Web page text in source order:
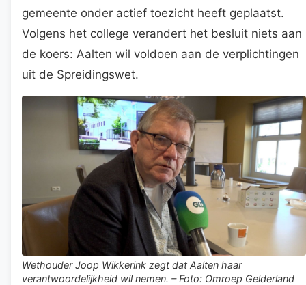
gemeente onder actief toezicht heeft geplaatst.
Volgens het college verandert het besluit niets aan
de koers: Aalten wil voldoen aan de verplichtingen
uit de Spreidingswet.
Wethouder Joop Wikkerink zegt dat Aalten haar
verantwoordelijkheid wil nemen. – Foto: Omroep Gelderland